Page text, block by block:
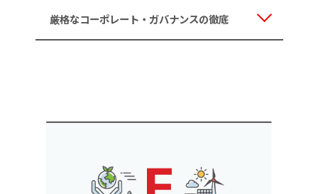
厳格なコーポレート・ガバナンスの徹底